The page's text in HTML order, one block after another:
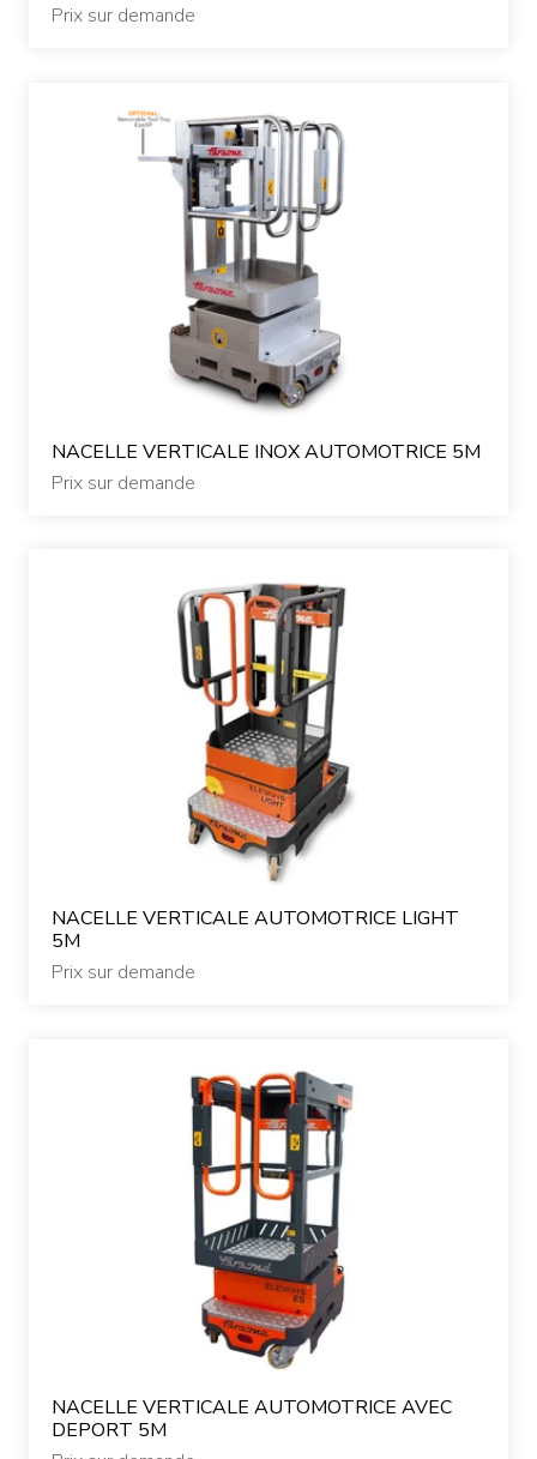
Prix sur demande
NACELLE VERTICALE INOX AUTOMOTRICE 5M
Prix sur demande
NACELLE VERTICALE AUTOMOTRICE LIGHT
5M
Prix sur demande
NACELLE VERTICALE AUTOMOTRICE AVEC
DEPORT 5M